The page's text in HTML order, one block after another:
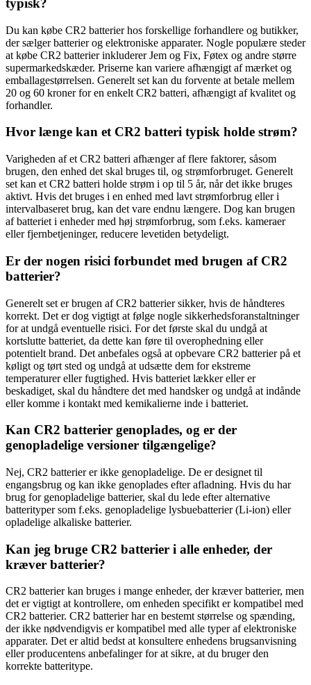
typisk?
Du kan købe CR2 batterier hos forskellige forhandlere og butikker,
der sælger batterier og elektroniske apparater. Nogle populære steder
at købe CR2 batterier inkluderer Jem og Fix, Føtex og andre større
supermarkedskæder. Priserne kan variere afhængigt af mærket og
emballagestørrelsen. Generelt set kan du forvente at betale mellem
20 og 60 kroner for en enkelt CR2 batteri, afhængigt af kvalitet og
forhandler.
Hvor længe kan et CR2 batteri typisk holde strøm?
Varigheden af et CR2 batteri afhænger af flere faktorer, såsom
brugen, den enhed det skal bruges til, og strømforbruget. Generelt
set kan et CR2 batteri holde strøm i op til 5 år, når det ikke bruges
aktivt. Hvis det bruges i en enhed med lavt strømforbrug eller i
intervalbaseret brug, kan det vare endnu længere. Dog kan brugen
af batteriet i enheder med høj strømforbrug, som f.eks. kameraer
eller fjernbetjeninger, reducere levetiden betydeligt.
Er der nogen risici forbundet med brugen af ​​CR2
batterier?
Generelt set er brugen af CR2 batterier sikker, hvis de håndteres
korrekt. Det er dog vigtigt at følge nogle sikkerhedsforanstaltninger
for at undgå eventuelle risici. For det første skal du undgå at
kortslutte batteriet, da dette kan føre til overophedning eller
potentielt brand. Det anbefales også at opbevare CR2 batterier på et
køligt og tørt sted og undgå at udsætte dem for ekstreme
temperaturer eller fugtighed. Hvis batteriet lækker eller er
beskadiget, skal du håndtere det med handsker og undgå at indånde
eller komme i kontakt med kemikalierne inde i batteriet.
Kan CR2 batterier genoplades, og er der
genopladelige versioner tilgængelige?
Nej, CR2 batterier er ikke genopladelige. De er designet til
engangsbrug og kan ikke genoplades efter afladning. Hvis du har
brug for genopladelige batterier, skal du lede efter alternative
batterityper som f.eks. genopladelige lysbuebatterier (Li-ion) eller
opladelige alkaliske batterier.
Kan jeg bruge CR2 batterier i alle enheder, der
kræver batterier?
CR2 batterier kan bruges i mange enheder, der kræver batterier, men
det er vigtigt at kontrollere, om enheden specifikt er kompatibel med
CR2 batterier. CR2 batterier har en bestemt størrelse og spænding,
der ikke nødvendigvis er kompatibel med alle typer af elektroniske
apparater. Det er altid bedst at konsultere enhedens brugsanvisning
eller producentens anbefalinger for at sikre, at du bruger den
korrekte batteritype.